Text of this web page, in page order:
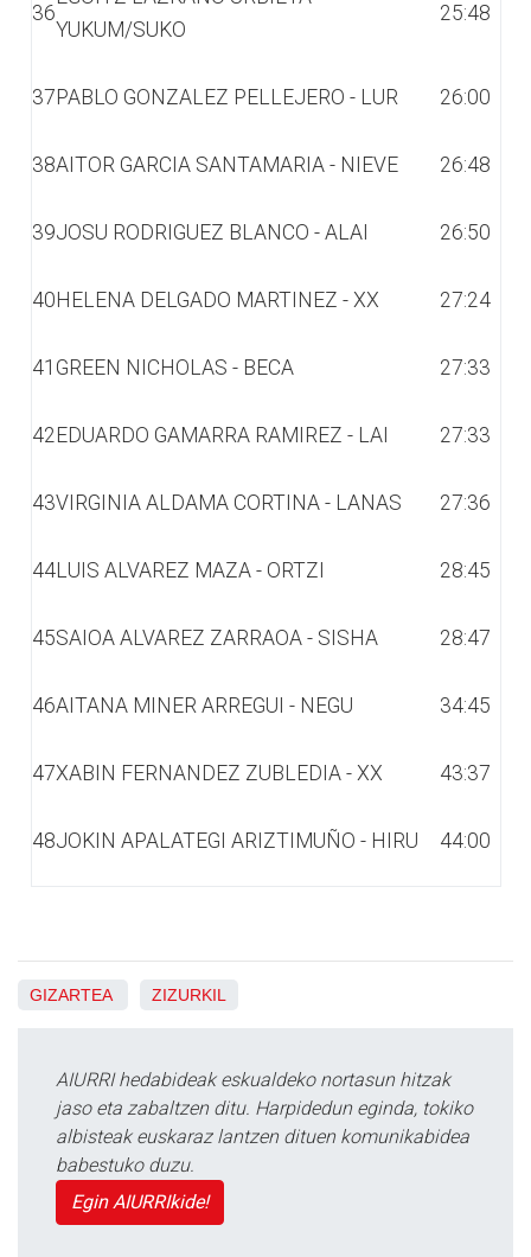
36
YUKUM/SUKO
25:48
37PABLO GONZALEZ PELLEJERO - LUR 26:00
38AITOR GARCIA SANTAMARIA - NIEVE 26:48
39JOSU RODRIGUEZ BLANCO - ALAI 26:50
40HELENA DELGADO MARTINEZ - XX 27:24
41 GREEN NICHOLAS - BECA 27:33
42 EDUARDO GAMARRA RAMIREZ - LAI 27:33
43VIRGINIA ALDAMA CORTINA - LANAS 27:36
44LUIS ALVAREZ MAZA - ORTZI 28:45
45SAIOA ALVAREZ ZARRAOA - SISHA 28:47
46AITANA MINER ARREGUI - NEGU 34:45
47XABIN FERNANDEZ ZUBLEDIA - XX 43:37
48JOKIN APALATEGI ARIZTIMUÑO - HIRU 44:00
GIZARTEA ZIZURKIL
AIURRI hedabideak eskualdeko nortasun hitzak
jaso eta zabaltzen ditu. Harpidedun eginda, tokiko
albisteak euskaraz lantzen dituen komunikabidea
babestuko duzu.
Egin AIURRIkide!